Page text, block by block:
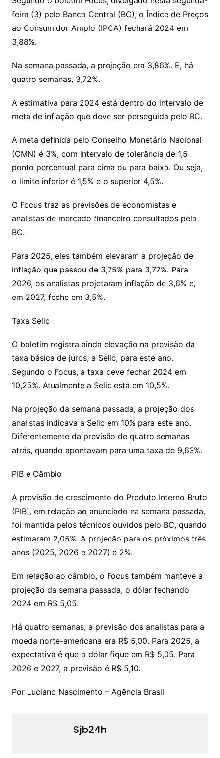
feira (3) pelo Banco Central (BC), o Índice de Preços
ao Consumidor Amplo (IPCA) fechará 2024 em
3,88%.
Na semana passada, a projeção era 3,86%. E, há
quatro semanas, 3,72%.
A estimativa para 2024 está dentro do intervalo de
meta de inflação que deve ser perseguida pelo BC.
A meta definida pelo Conselho Monetário Nacional
(CMN) é 3%, com intervalo de tolerância de 1,5
ponto percentual para cima ou para baixo. Ou seja,
o limite inferior é 1,5% e o superior 4,5%.
O Focus traz as previsões de economistas e
analistas de mercado financeiro consultados pelo
BC.
Para 2025, eles também elevaram a projeção de
inflação que passou de 3,75% para 3,77%. Para
2026, os analistas projetaram inflação de 3,6% e,
em 2027, feche em 3,5%.
Taxa Selic
O boletim registra ainda elevação na previsão da
taxa básica de juros, a Selic, para este ano.
Segundo o Focus, a taxa deve fechar 2024 em
10,25%. Atualmente a Selic está em 10,5%.
Na projeção da semana passada, a projeção dos
analistas indicava a Selic em 10% para este ano.
Diferentemente da previsão de quatro semanas
atrás, quando apontavam para uma taxa de 9,63%.
PIB e Câmbio
A previsão de crescimento do Produto Interno Bruto
(PIB), em relação ao anunciado na semana passada,
foi mantida pelos técnicos ouvidos pelo BC, quando
estimaram 2,05%. A projeção para os próximos três
anos (2025, 2026 e 2027) é 2%.
Em relação ao câmbio, o Focus também manteve a
projeção da semana passada, o dólar fechando
2024 em R$ 5,05.
Há quatro semanas, a previsão dos analistas para a
moeda norte-americana era R$ 5,00. Para 2025, a
expectativa é que o dólar fique em R$ 5,05. Para
2026 e 2027, a previsão é R$ 5,10.
Por Luciano Nascimento – Agência Brasil
Sjb24h